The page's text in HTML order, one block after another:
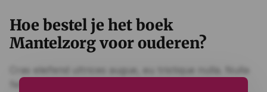
Hoe bestel je het boek
Mantelzorg voor ouderen?